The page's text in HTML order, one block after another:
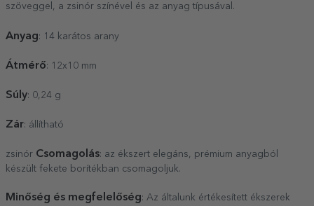
szöveggel, a zsinór színével és az anyag típusával.
Anyag: 14 karátos arany
Átmérő: 12x10 mm
Súly: 0,24 g
Zár: állítható
zsinór Csomagolás: az ékszert elegáns, prémium anyagból
készült fekete borítékban csomagoljuk.
Minőség és megfelelőség: Az általunk értékesített ékszerek